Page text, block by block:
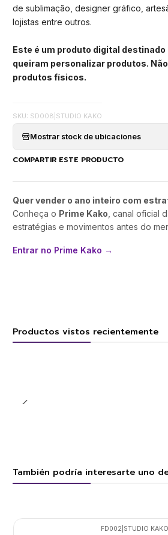
de sublimação, designer gráfico,
lojistas entre outros.
Este é um produto digital destinado
queiram personalizar produtos.
produtos físicos.
SKU: SD008 STUDIO KAKO
Mostrar stock de ubicaciones
COMPARTIR ESTE PRODUCTO
Quer vender o ano inteiro com
Conheça o Prime Kako , canal oficial
estratégias e movimentos antes do
Entrar no Prime Kako →
Productos vistos recientemente
También podría interesarte uno
FD002 STUDIO KAKO